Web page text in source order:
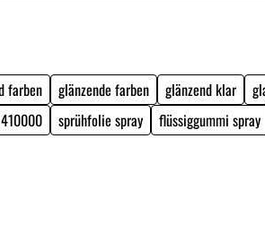
farben glänzende farben glänzend klar
sprühfolie spray flüssiggummi spray